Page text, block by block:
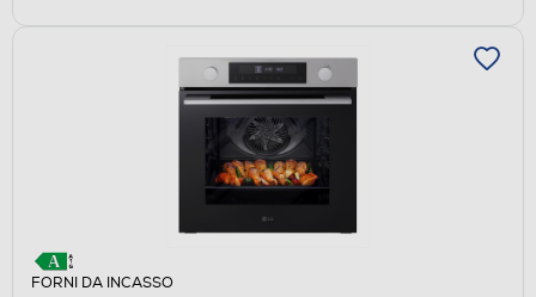
FORNI DA INCASSO